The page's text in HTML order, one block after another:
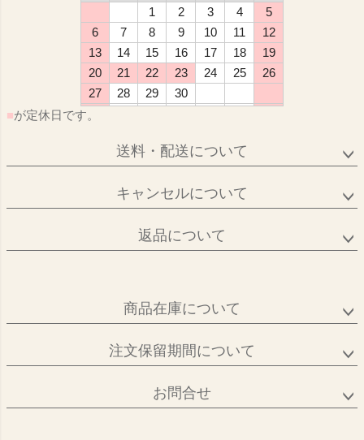
1
2 3 4
5
6
7 8 9 10 11
12
13
14 15 16 17 18
19
20
21 22 23 24 25
26
27
28 29
30
■が定休日です。
送料・配送について
キャンセルについて
返品について
商品在庫について
注文保留期間について
お問合せ